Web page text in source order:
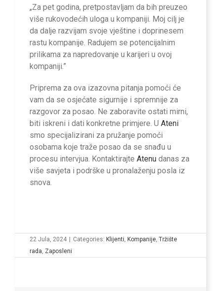
„Za pet godina, pretpostavljam da bih preuzeo
više rukovodećih uloga u kompaniji. Moj cilj je
da dalje razvijam svoje vještine i doprinesem
rastu kompanije. Radujem se potencijalnim
prilikama za napredovanje u karijeri u ovoj
kompaniji.”
Priprema za ova izazovna pitanja pomoći će
vam da se osjećate sigurnije i spremnije za
razgovor za posao. Ne zaboravite ostati mirni,
biti iskreni i dati konkretne primjere. U Ateni
smo specijalizirani za pružanje pomoći
osobama koje traže posao da se snađu u
procesu intervjua. Kontaktirajte Atenu danas za
više savjeta i podrške u pronalaženju posla iz
snova.
22 Jula, 2024 Categories: Klijenti, Kompanije, Tržište
rada, Zaposleni